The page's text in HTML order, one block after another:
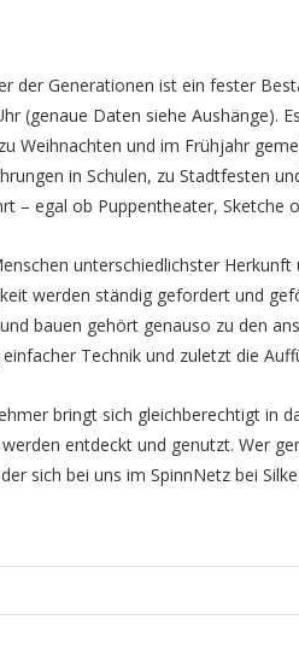
der Generationen ist ein fester
(genaue Daten siehe Aushänge).
Weihnachten und im Frühjahr
in Schulen, zu Stadtfesten
– egal ob Puppentheater, Sketche
unterschiedlichster
werden ständig gefordert und
bauen gehört genauso zu den
Technik und zuletzt die
bringt sich gleichberechtigt in
entdeckt und genutzt. Wer
sich bei uns im SpinnNetz bei